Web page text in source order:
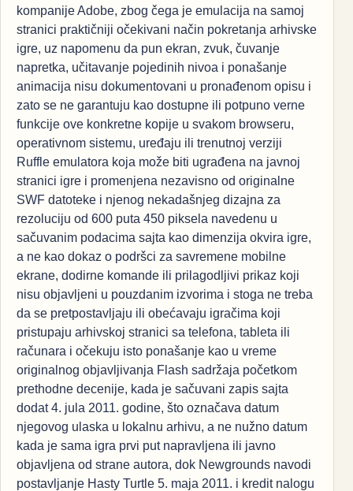
kompanije Adobe, zbog čega je emulacija na samoj
stranici praktičniji očekivani način pokretanja arhivske
igre, uz napomenu da pun ekran, zvuk, čuvanje
napretka, učitavanje pojedinih nivoa i ponašanje
animacija nisu dokumentovani u pronađenom opisu i
zato se ne garantuju kao dostupne ili potpuno verne
funkcije ove konkretne kopije u svakom browseru,
operativnom sistemu, uređaju ili trenutnoj verziji
Ruffle emulatora koja može biti ugrađena na javnoj
stranici igre i promenjena nezavisno od originalne
SWF datoteke i njenog nekadašnjeg dizajna za
rezoluciju od 600 puta 450 piksela navedenu u
sačuvanim podacima sajta kao dimenzija okvira igre,
a ne kao dokaz o podršci za savremene mobilne
ekrane, dodirne komande ili prilagodljivi prikaz koji
nisu objavljeni u pouzdanim izvorima i stoga ne treba
da se pretpostavljaju ili obećavaju igračima koji
pristupaju arhivskoj stranici sa telefona, tableta ili
računara i očekuju isto ponašanje kao u vreme
originalnog objavljivanja Flash sadržaja početkom
prethodne decenije, kada je sačuvani zapis sajta
dodat 4. jula 2011. godine, što označava datum
njegovog ulaska u lokalnu arhivu, a ne nužno datum
kada je sama igra prvi put napravljena ili javno
objavljena od strane autora, dok Newgrounds navodi
postavljanje Hasty Turtle 5. maja 2011. i kredit nalogu